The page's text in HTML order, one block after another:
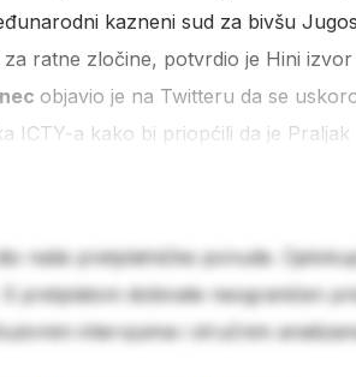
kazneni sud za bivšu
ratne zločine, potvrdio je Hini
objavio je na Twitteru da se
ICTY-a kako bi priopćili da je Praljak
naše pretplatničke ponude.
pretplatom dobivate neograničen
intervjuima i stručnim